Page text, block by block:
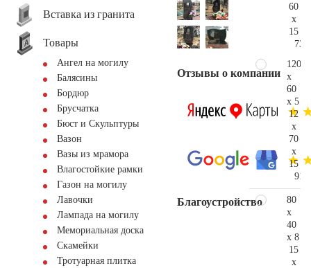
Вставка из гранита
Товары
Ангел на могилу
Балясины
Бордюр
Брусчатка
Бюст и Скульптуры
Вазон
Вазы из мрамора
Влагостойкие рамки
Газон на могилу
Лавочки
Лампада на могилу
Мемориальная доска
Скамейки
Тротуарная плитка
Отзывы о компании
Благоустройство
60
x
15
120
x
60
x 5
12
x
70
x
15
80
x
40
x 8
15
x